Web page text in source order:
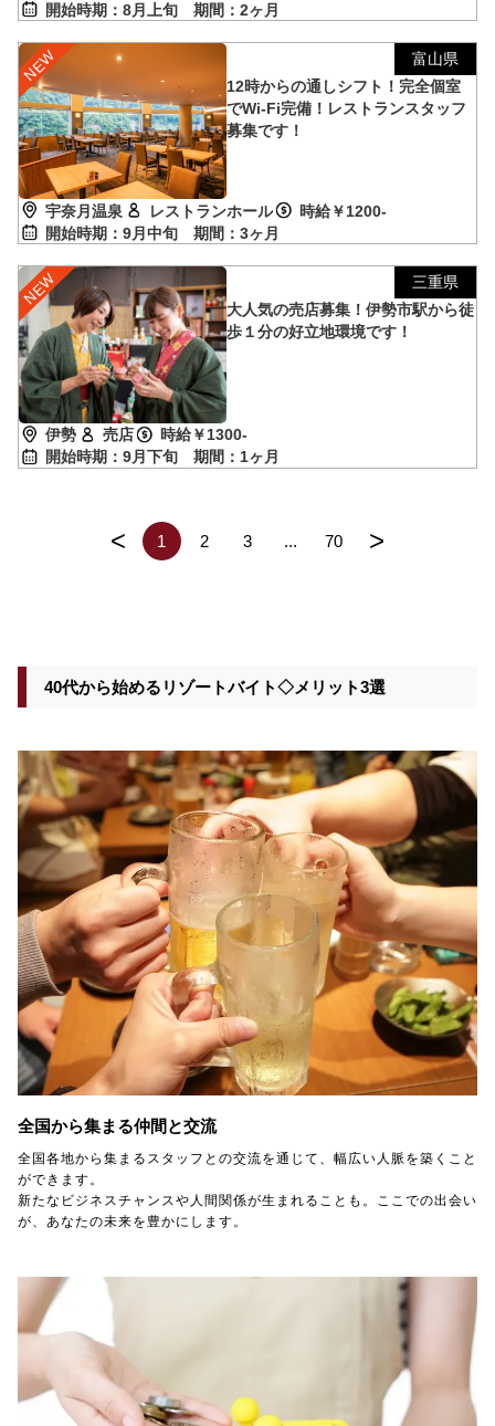
開始時期：8月上旬 期間：2ヶ月
富山県
12時からの通しシフト！完全個室
でWi-Fi完備！レストランスタッフ
募集です！
宇奈月温泉 レストランホール
時給￥1200-
開始時期：9月中旬 期間：3ヶ月
三重県
大人気の売店募集！伊勢市駅から徒
歩１分の好立地環境です！
伊勢 売店
時給￥1300-
開始時期：9月下旬 期間：1ヶ月
< 1 2 3 ... 70 >
40代から始めるリゾートバイト◇メリット3選
全国から集まる仲間と交流
全国各地から集まるスタッフとの交流を通じて、幅広い人脈を築くこと
ができます。
新たなビジネスチャンスや人間関係が生まれることも。ここでの出会い
が、あなたの未来を豊かにします。